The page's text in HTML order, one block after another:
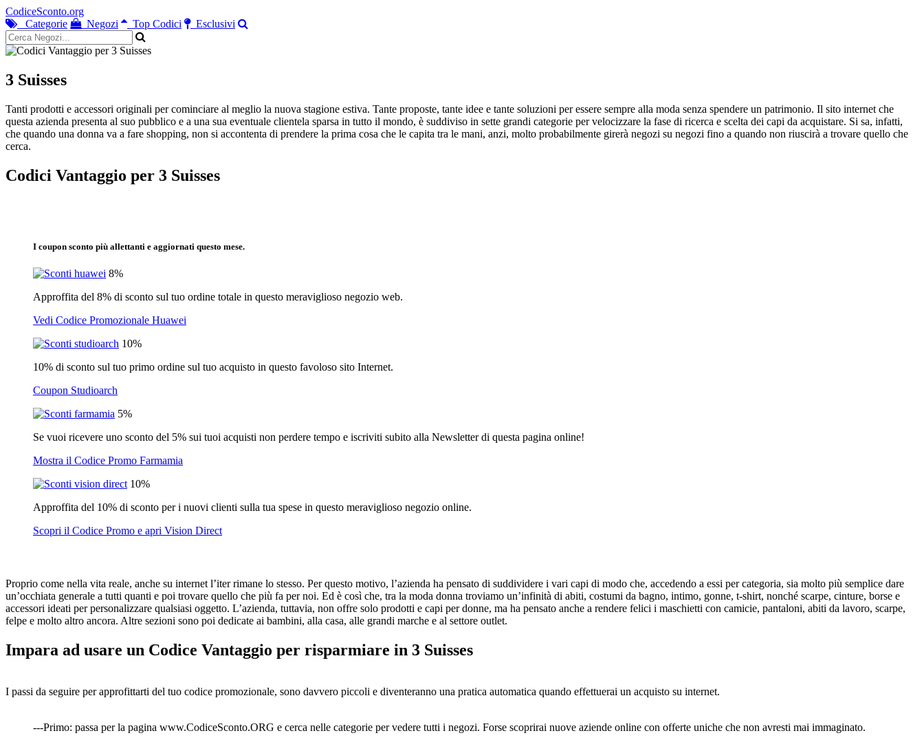
CodiceSconto.org
Categorie
Negozi Top Codici Esclusivi
3 Suisses
Tanti prodotti e accessori originali per cominciare al meglio la nuova stagione estiva. Tante proposte, tante idee e tante soluzioni per essere sempre alla moda senza spendere un patrimonio. Il sito internet che
questa azienda presenta al suo pubblico e a una sua eventuale clientela sparsa in tutto il mondo, è suddiviso in sette grandi categorie per velocizzare la fase di ricerca e scelta dei capi da acquistare. Si sa, infatti,
che quando una donna va a fare shopping, non si accontenta di prendere la prima cosa che le capita tra le mani, anzi, molto probabilmente girerà negozi su negozi fino a quando non riuscirà a trovare quello che
cerca.
Codici Vantaggio per 3 Suisses
I coupon sconto più allettanti e aggiornati questo mese.
8%
Approffita del 8% di sconto sul tuo ordine totale in questo meraviglioso negozio web.
Vedi Codice Promozionale Huawei
10%
10% di sconto sul tuo primo ordine sul tuo acquisto in questo favoloso sito Internet.
Coupon Studioarch
5%
Se vuoi ricevere uno sconto del 5% sui tuoi acquisti non perdere tempo e iscriviti subito alla Newsletter di questa pagina online!
Mostra il Codice Promo Farmamia
10%
Approffita del 10% di sconto per i nuovi clienti sulla tua spese in questo meraviglioso negozio online.
Scopri il Codice Promo e apri Vision Direct
Proprio come nella vita reale, anche su internet l’iter rimane lo stesso. Per questo motivo, l’azienda ha pensato di suddividere i vari capi di modo che, accedendo a essi per categoria, sia molto più semplice dare
un’occhiata generale a tutti quanti e poi trovare quello che più fa per noi. Ed è così che, tra la moda donna troviamo un’infinità di abiti, costumi da bagno, intimo, gonne, t-shirt, nonché scarpe, cinture, borse e
accessori ideati per personalizzare qualsiasi oggetto. L’azienda, tuttavia, non offre solo prodotti e capi per donne, ma ha pensato anche a rendere felici i maschietti con camicie, pantaloni, abiti da lavoro, scarpe,
felpe e molto altro ancora. Altre sezioni sono poi dedicate ai bambini, alla casa, alle grandi marche e al settore outlet.
Impara ad usare un Codice Vantaggio per risparmiare in 3 Suisses
I passi da seguire per approfittarti del tuo codice promozionale, sono davvero piccoli e diventeranno una pratica automatica quando effettuerai un acquisto su internet.
---Primo: passa per la pagina www.CodiceSconto.ORG e cerca nelle categorie per vedere tutti i negozi. Forse scoprirai nuove aziende online con offerte uniche che non avresti mai immaginato.